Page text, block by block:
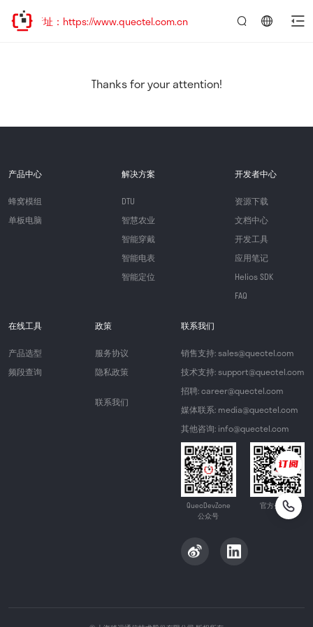
访问新址：https://www.quectel.com.cn
Thanks for your attention!
产品中心
蜂窝模组
单板电脑
解决方案
DTU
智慧农业
智能穿戴
智能电表
智能定位
开发者中心
资源下载
文档中心
开发工具
应用笔记
Helios SDK
FAQ
在线工具
产品选型
频段查询
政策
服务协议
隐私政策
联系我们
联系我们
销售支持: sales@quectel.com
技术支持: support@quectel.com
招聘: career@quectel.com
媒体联系: media@quectel.com
其他咨询: info@quectel.com
QuecDevZone
公众号
官方公众号